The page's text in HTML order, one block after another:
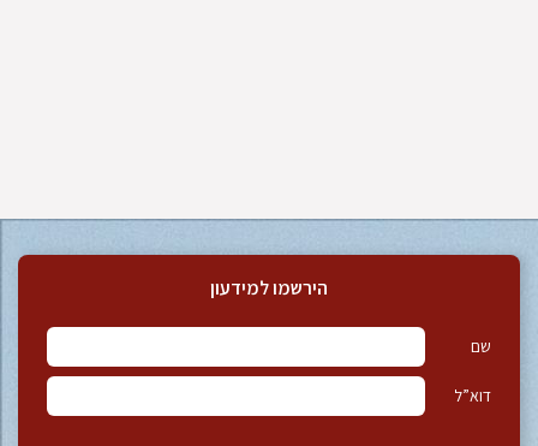
הירשמו למידעון
שם
דוא”ל